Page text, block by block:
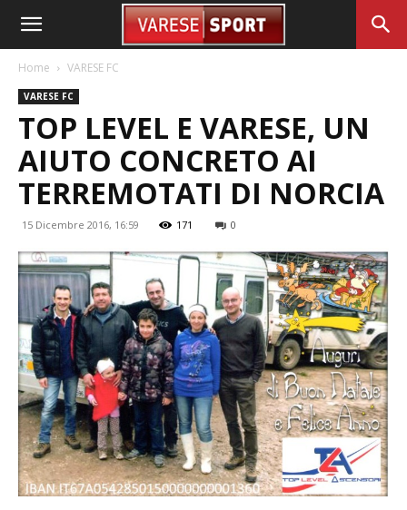
Home VARESE FC
VARESE FC
TOP LEVEL E VARESE, UN
AIUTO CONCRETO AI
TERREMOTATI DI NORCIA
15 Dicembre 2016, 16:59 171 0